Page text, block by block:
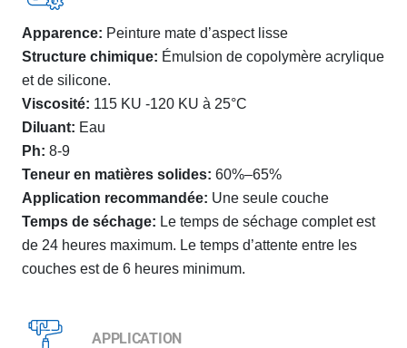
Apparence: Peinture mate d’aspect lisse
Structure chimique: Émulsion de copolymère acrylique
et de silicone.
Viscosité: 115 KU -120 KU à 25°C
Diluant: Eau
Ph: 8-9
Teneur en matières solides: 60%–65%
Application recommandée: Une seule couche
Temps de séchage: Le temps de séchage complet est
de 24 heures maximum. Le temps d’attente entre les
couches est de 6 heures minimum.
APPLICATION